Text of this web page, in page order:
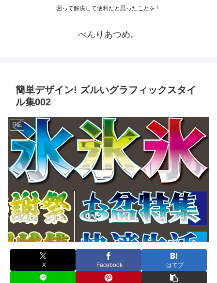
困って解決して便利だと思ったことを！
べんりあつめ。
簡単デザイン! ズルいグラフィックスタイ
ル集002
日記
X Facebook はてブ